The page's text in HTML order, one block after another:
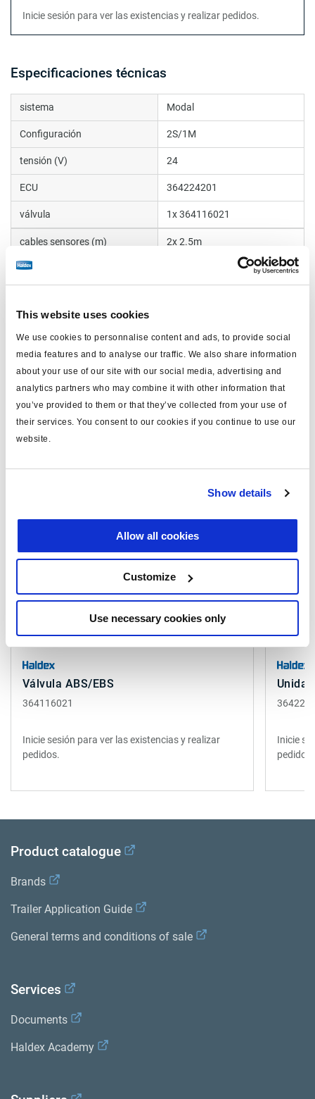
This website uses cookies
We use cookies to personnalise content and ads, to provide social
media features and to analyse our traffic. We also share information
about your use of our site with our social media, advertising and
analytics partners who may combine it with other information that
you’ve provided to them or that they’ve collected from your use of
their services. You consent to our cookies if you continue to use our
website.
Show details
Allow all cookies
Customize
Use necessary cookies only
Inicie sesión para ver las existencias y realizar pedidos.
Especificaciones técnicas
sistema Modal
Configuración 2S/1M
tensión (V) 24
ECU 364224201
válvula 1x 364116021
cables sensores (m) 2x 2.5m
colector
peso (kg)
Documentos
Vea todas las publicaciones relacionadas en nuestra
Biblioteca bibliográfica de productos.
Productos relacionados
Válvula ABS/EBS
364116021
Inicie sesión para ver las existencias y realizar
pedidos.
Inicie
pedidos.
Product catalogue
Brands
Trailer Application Guide
General terms and conditions of sale
Services
Documents
Haldex Academy